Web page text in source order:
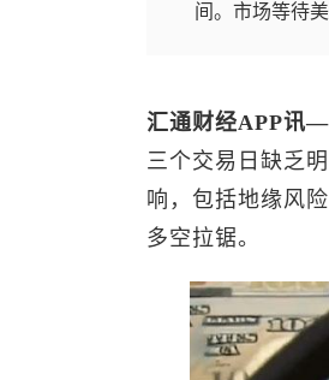
间。市场等待
汇通财经APP讯
三个交易日缺乏
响，包括地缘风
多空拉锯。